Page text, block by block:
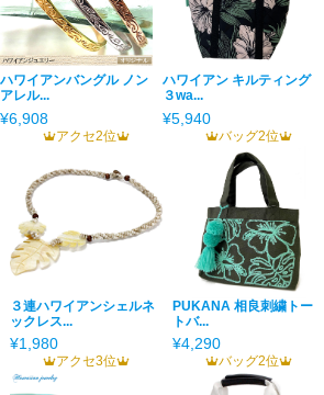
ハワイアンバングル ノン
アレル...
¥6,908
ハワイアン キルティング
３wa...
¥5,940
アクセ2位
３連ハワイアンシェルネ
ックレス...
¥1,980
バッグ2位
PUKANA 相良刺繍トー
トバ...
¥4,290
アクセ3位 バッグ2位